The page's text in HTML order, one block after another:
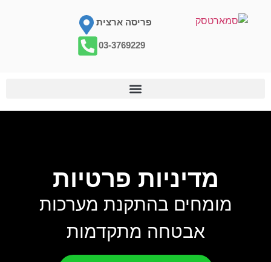
פריסה ארצית
03-3769229
מדיניות פרטיות
מומחים בהתקנת מערכות
אבטחה מתקדמות